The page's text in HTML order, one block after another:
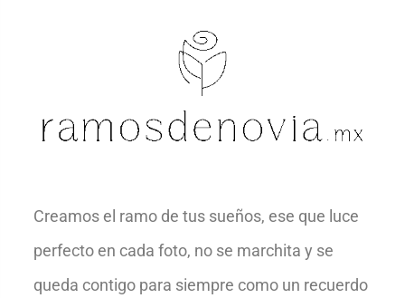
Creamos el ramo de tus sueños, ese que luce
perfecto en cada foto, no se marchita y se
queda contigo para siempre como un recuerdo